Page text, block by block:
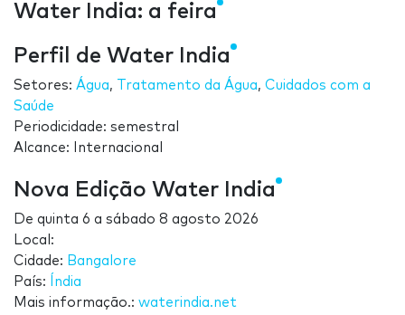
Water India: a feira
Perfil de Water India
Setores: Água, Tratamento da Água, Cuidados com a
Saúde
Periodicidade: semestral
Alcance: Internacional
Nova Edição Water India
De quinta 6 a sábado 8 agosto 2026
Local:
Cidade: Bangalore
País:
Índia
Mais informação.: waterindia.net